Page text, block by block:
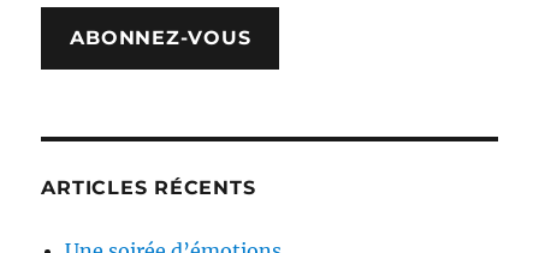
ABONNEZ-VOUS
ARTICLES RÉCENTS